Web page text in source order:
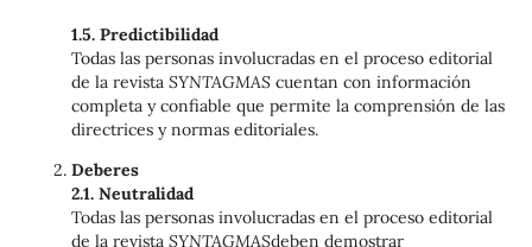
1.5. Predictibilidad
Todas las personas involucradas en el proceso editorial
de la revista SYNTAGMAScuentan con información
completa y confiable que permite la comprensión de las
directrices y normas editoriales.
Deberes
2.1. Neutralidad
Todas las personas involucradas en el proceso editorial
de la revista SYNTAGMASdeben demostrar